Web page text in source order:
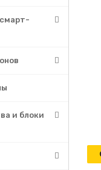
и блоки